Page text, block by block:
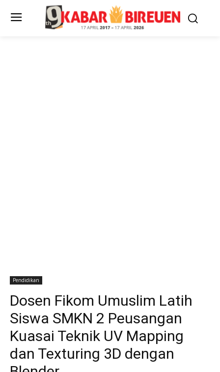
Pendidikan
Dosen Fikom Umuslim Latih
Siswa SMKN 2 Peusangan
Kuasai Teknik UV Mapping
dan Texturing 3D dengan